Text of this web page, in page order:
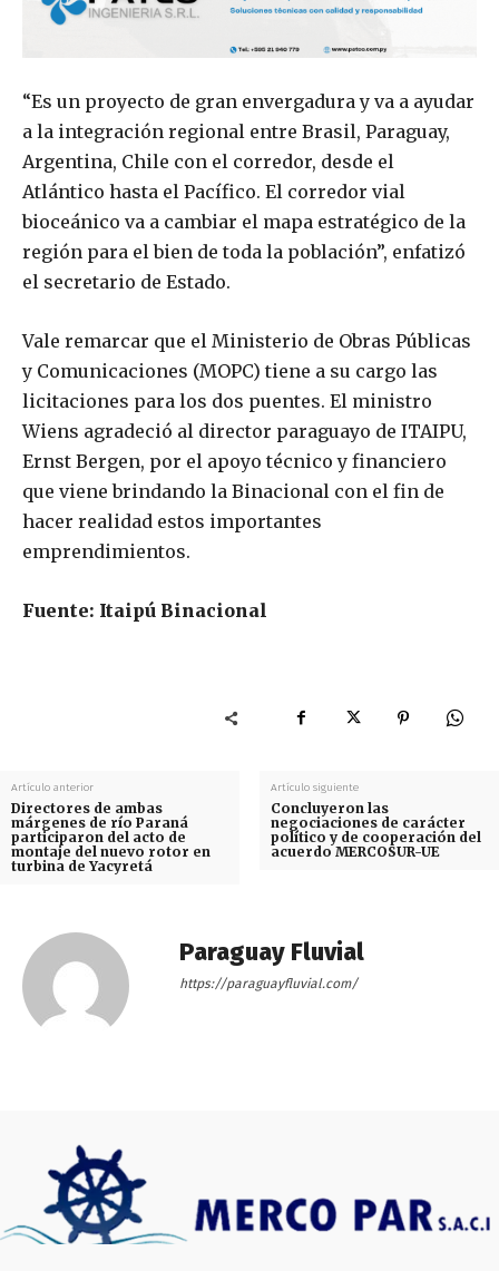
“Es un proyecto de gran envergadura y va a ayudar
a la integración regional entre Brasil, Paraguay,
Argentina, Chile con el corredor, desde el
Atlántico hasta el Pacífico. El corredor vial
bioceánico va a cambiar el mapa estratégico de la
región para el bien de toda la población”, enfatizó
el secretario de Estado.
Vale remarcar que el Ministerio de Obras Públicas
y Comunicaciones (MOPC) tiene a su cargo las
licitaciones para los dos puentes. El ministro
Wiens agradeció al director paraguayo de ITAIPU,
Ernst Bergen, por el apoyo técnico y financiero
que viene brindando la Binacional con el fin de
hacer realidad estos importantes
emprendimientos.
Fuente: Itaipú Binacional
Artículo anterior
Directores de ambas
márgenes de río Paraná
participaron del acto de
montaje del nuevo rotor en
turbina de Yacyretá
Artículo siguiente
Concluyeron las
negociaciones de carácter
político y de cooperación del
acuerdo MERCOSUR-UE
Paraguay Fluvial
https://paraguayfluvial.com/